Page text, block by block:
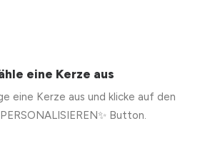
eine Kerze aus
eine Kerze aus und klicke auf den
Button.